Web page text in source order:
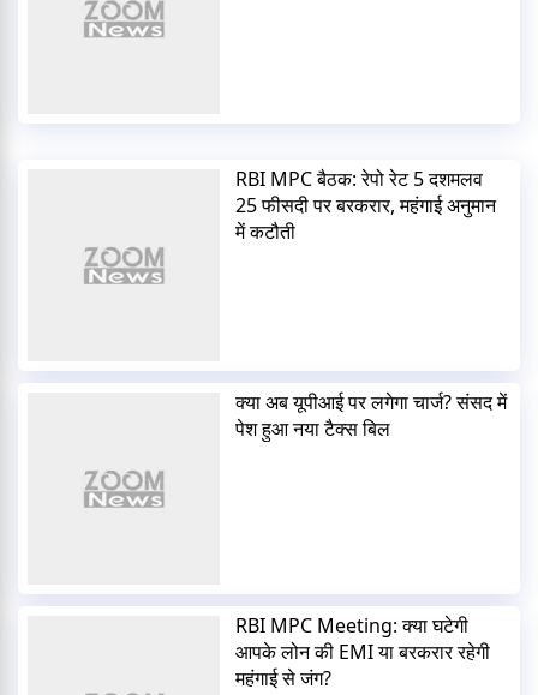
RBI MPC बैठक: रेपो रेट 5 दशमलव
25 फीसदी पर बरकरार, महंगाई अनुमान
में कटौती
क्या अब यूपीआई पर लगेगा चार्ज? संसद में
पेश हुआ नया टैक्स बिल
RBI MPC Meeting: क्या घटेगी
आपके लोन की EMI या बरकरार रहेगी
महंगाई से जंग?